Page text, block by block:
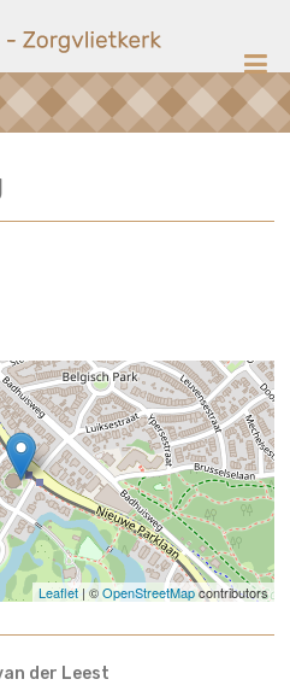
Leaflet| ©OpenStreetMapcontributors
der Leest